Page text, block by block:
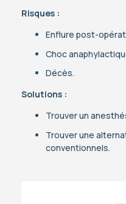
Risques :
Enflure post-
Choc
Décès.
Solutions :
Trouver un
Trouver une
conventionnels.